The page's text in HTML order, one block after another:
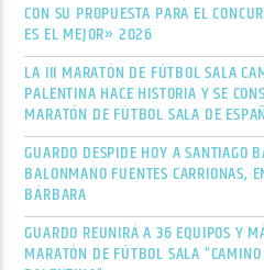
CON SU PROPUESTA PARA EL
ES EL MEJOR» 2026
LA III MARATÓN DE FÚTBOL SALA
PALENTINA HACE HISTORIA Y SE
MARATÓN DE FÚTBOL SALA DE
GUARDO DESPIDE HOY A SANTIAGO
BALONMANO FUENTES CARRIONAS,
BÁRBARA
GUARDO REUNIRÁ A 36 EQUIPOS Y
MARATÓN DE FÚTBOL SALA